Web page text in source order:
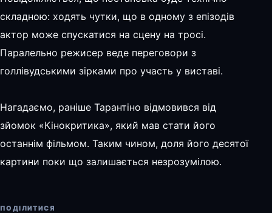
складною: ходять чутки, що в одному з епізодів
актор може спускатися на сцену на тросі.
Паралельно режисер веде переговори з
голлівудськими зірками про участь у виставі.
Нагадаємо, раніше Тарантіно відмовився від
зйомок «Кінокритика», який мав стати його
останнім фільмом. Таким чином, доля його десятої
картини поки що залишається незрозумілою.
ПОДІЛИТИСЯ